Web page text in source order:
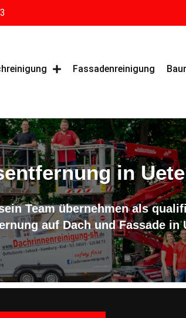
Fassadenreinigung
in
Team übernehmen als
auf Dach und Fassade in